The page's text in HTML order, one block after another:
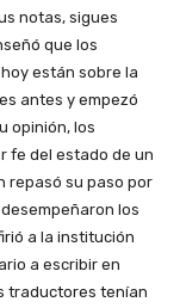
notas, sigues
que los
están sobre la
antes y empezó
opinión, los
fe del estado de un
repasó su paso por
los
a la institución
a escribir en
traductores tenían